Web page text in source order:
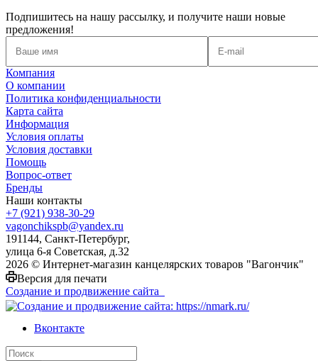
Подпишитесь на нашу рассылку, и получите наши новые
предложения!
Компания
О компании
Политика конфиденциальности
Карта сайта
Информация
Условия оплаты
Условия доставки
Помощь
Вопрос-ответ
Бренды
Наши контакты
+7 (921) 938-30-29
vagonchikspb@yandex.ru
191144, Санкт-Петербург,
улица 6-я Советская, д.32
2026 © Интернет-магазин канцелярских товаров "Вагончик"
Версия для печати
Создание и продвижение сайта
Вконтакте